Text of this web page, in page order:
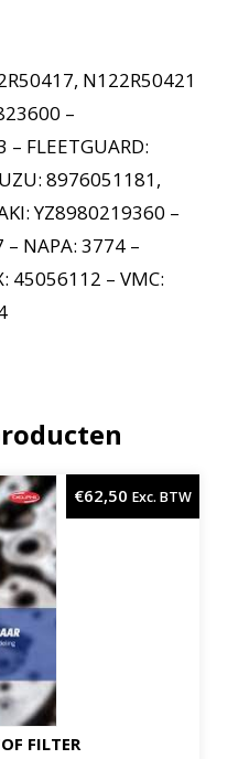
N122R50421
–
– FLEETGUARD:
8976051181,
YZ8980219360 –
– NAPA: 3774 –
45056112 – VMC:
FILTER
€62,50 Exc. BTW